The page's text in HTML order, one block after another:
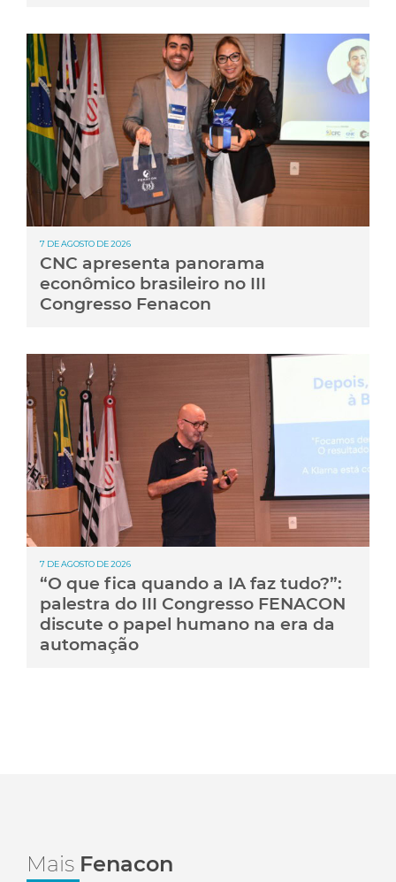
7 DE AGOSTO DE 2026
CNC apresenta panorama
econômico brasileiro no III
Congresso Fenacon
7 DE AGOSTO DE 2026
“O que fica quando a IA faz tudo?”:
palestra do III Congresso FENACON
discute o papel humano na era da
automação
Mais Fenacon